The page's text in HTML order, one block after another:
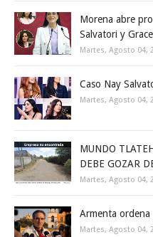
Morena abre
Salvatori y
Martes, Agosto 04,
Caso Nay
Martes, Agosto 04,
MUNDO
DEBE GOZAR
Martes, Agosto 04,
Armenta
Martes, Agosto 04,